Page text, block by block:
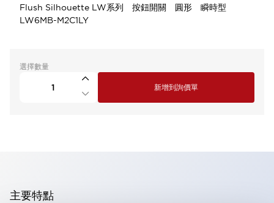
Flush Silhouette LW系列 按鈕開關 圓形 瞬時型
LW6MB-M2C1LY
選擇數量
新增到詢價單
主要特點